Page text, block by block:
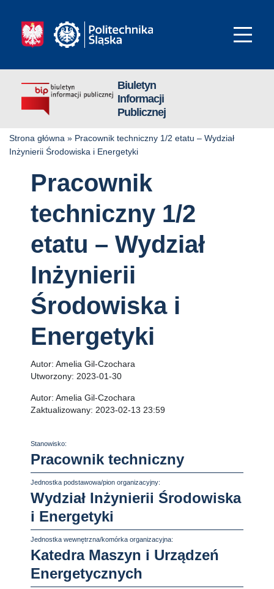
Biuletyn
Informacji
Publicznej
Strona główna » Pracownik techniczny 1/2 etatu – Wydział
Inżynierii Środowiska i Energetyki
Pracownik
techniczny 1/2
etatu – Wydział
Inżynierii
Środowiska i
Energetyki
Autor: Amelia Gil-Czochara
Utworzony: 2023-01-30
Autor: Amelia Gil-Czochara
Zaktualizowany: 2023-02-13 23:59
Stanowisko:
Pracownik techniczny
Jednostka podstawowa/pion organizacyjny:
Wydział Inżynierii Środowiska
i Energetyki
Jednostka wewnętrzna/komórka organizacyjna:
Katedra Maszyn i Urządzeń
Energetycznych